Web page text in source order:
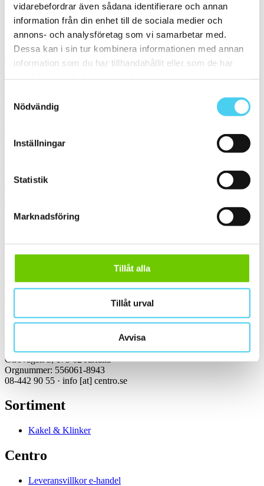
vidarebefordrar även sådana identifierare och annan
information från din enhet till de sociala medier och
annons- och analysföretag som vi samarbetar med.
Dessa kan i sin tur kombinera informationen med annan
information som du har tillhandahållit eller som de har
Nödvändig
Inställningar
Statistik
Marknadsföring
Tillåt alla
Tillåt urval
Avvisa
Makai
Sortera
Tyvärr gav sökningen inget resultat. Välj gärna en kategori nedan
Webbshop
Med över 30 år i branschen är vi experter på allt inom kakel och
Kakel & klinker
Kontakt
Öppettider:
Mejl:info[at]centro.se
Centro Kakel & Klinker AB
Girovägen 3, 175 62 Järfälla
Orgnummer: 556061-8943
08-442 90 55 · info [at] centro.se
Sortiment
Kakel & Klinker
Centro
Leveransvillkor e-handel